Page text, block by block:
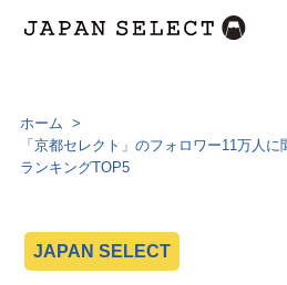
ホーム >
「京都セレクト」のフォロワー11万人
ランキングTOP5
JAPAN SELECT